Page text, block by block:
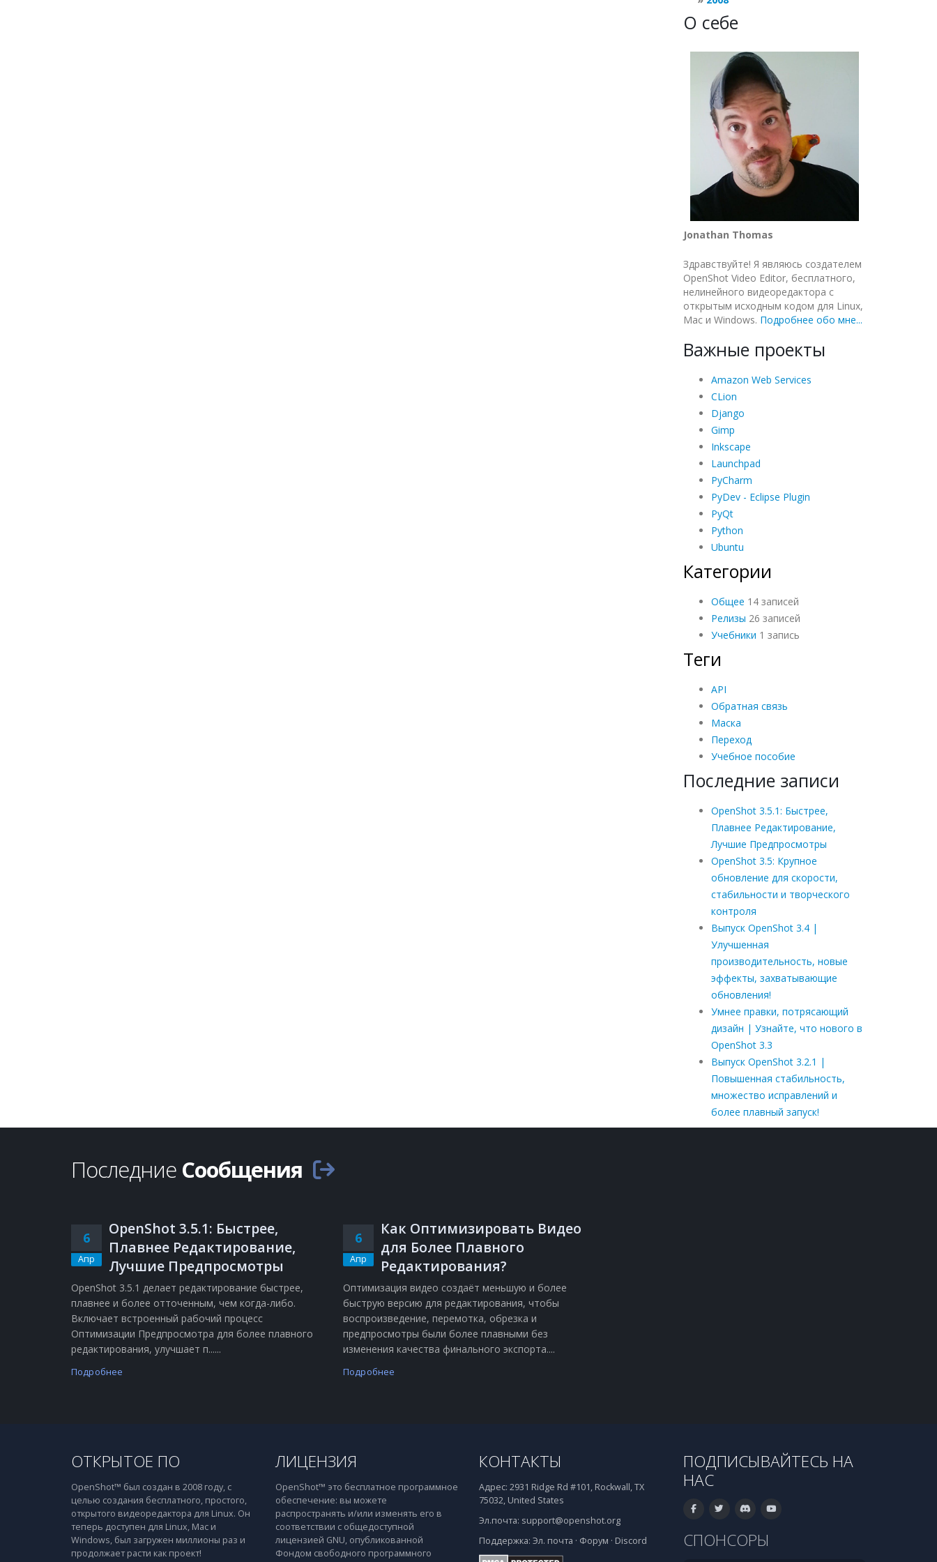
О себе
Jonathan Thomas
Здравствуйте! Я являюсь создателем
OpenShot Video Editor, бесплатного,
нелинейного видеоредактора с
открытым исходным кодом для Linux,
Mac и Windows. Подробнее обо мне...
Важные проекты
Amazon Web Services
CLion
Django
Gimp
Inkscape
Launchpad
PyCharm
PyDev - Eclipse Plugin
PyQt
Python
Ubuntu
Категории
Общее 14 записей
Релизы 26 записей
Учебники 1 запись
Теги
API
Обратная связь
Маска
Переход
Учебное пособие
Последние записи
OpenShot 3.5.1: Быстрее,
Плавнее Редактирование,
Лучшие Предпросмотры
OpenShot 3.5: Крупное
обновление для скорости,
стабильности и творческого
контроля
Выпуск OpenShot 3.4 |
Улучшенная
производительность, новые
эффекты, захватывающие
обновления!
Умнее правки, потрясающий
дизайн | Узнайте, что нового в
OpenShot 3.3
Выпуск OpenShot 3.2.1 |
Повышенная стабильность,
множество исправлений и
более плавный запуск!
Последние Сообщения
6
Апр
OpenShot 3.5.1: Быстрее,
Плавнее Редактирование,
Лучшие Предпросмотры
OpenShot 3.5.1 делает редактирование быстрее,
плавнее и более отточенным, чем когда-либо.
Включает встроенный рабочий процесс
Оптимизации Предпросмотра для более плавного
редактирования, улучшает п......
Подробнее
6
Апр
Как Оптимизировать Видео
для Более Плавного
Редактирования?
Оптимизация видео создаёт меньшую и более
быструю версию для редактирования, чтобы
воспроизведение, перемотка, обрезка и
предпросмотры были более плавными без
изменения качества финального экспорта....
Подробнее
ОТКРЫТОЕ ПО
OpenShot™ был создан в 2008 году, с
целью создания бесплатного, простого,
открытого видеоредактора для Linux. Он
теперь доступен для Linux, Mac и
Windows, был загружен миллионы раз и
продолжает расти как проект!
ЛИЦЕНЗИЯ
OpenShot™ это бесплатное программное
обеспечение: вы можете
распространять и/или изменять его в
соответствии с общедоступной
лицензией GNU, опубликованной
Фондом свободного программного
КОНТАКТЫ
Адрес: 2931 Ridge Rd #101, Rockwall, TX
75032, United States
Эл.почта: support@openshot.org
Поддержка: Эл. почта · Форум · Discord
ПОДПИСЫВАЙТЕСЬ НА
НАС
СПОНСОРЫ